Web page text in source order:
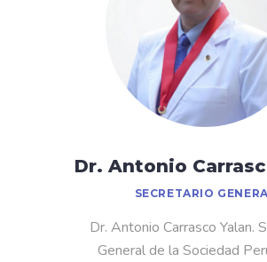
Dr. Antonio
SECRETARIO
Dr. Antonio Carrasco Yalan.
General de la Sociedad